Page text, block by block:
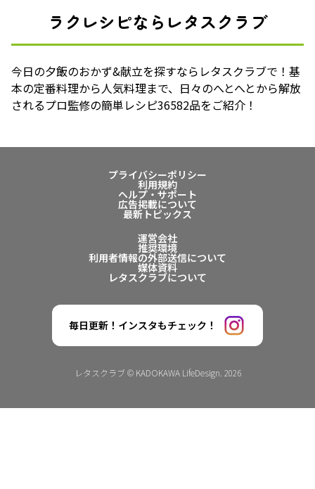
ラクレシピならレタスクラブ
今日の夕飯のおかず&献立を探すならレタスクラブで！基
本の定番料理から人気料理まで、日々のへとへとから解放
されるプロ監修の簡単レシピ36582品をご紹介！
プライバシーポリシー
利用規約
ヘルプ・サポート
広告掲載について
最新トピックス
運営会社
推奨環境
利用者情報の外部送信について
媒体資料
レタスクラブについて
毎日更新！インスタもチェック！
レタスクラブ © KADOKAWA LifeDesign. 2026